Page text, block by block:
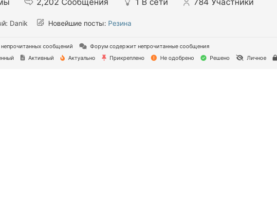
Danik Новейшие посты: Резина
сообщений
Форум содержит непрочитанные сообщения
Активный Актуально Прикреплено Не одобрено Решено Личное